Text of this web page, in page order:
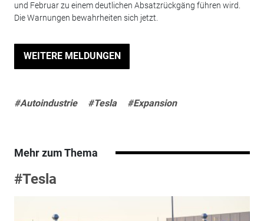
und Februar zu einem deutlichen Absatzrückgäng führen wird.
Die Warnungen bewahrheiten sich jetzt.
WEITERE MELDUNGEN
#Autoindustrie #Tesla #Expansion
Mehr zum Thema
#Tesla